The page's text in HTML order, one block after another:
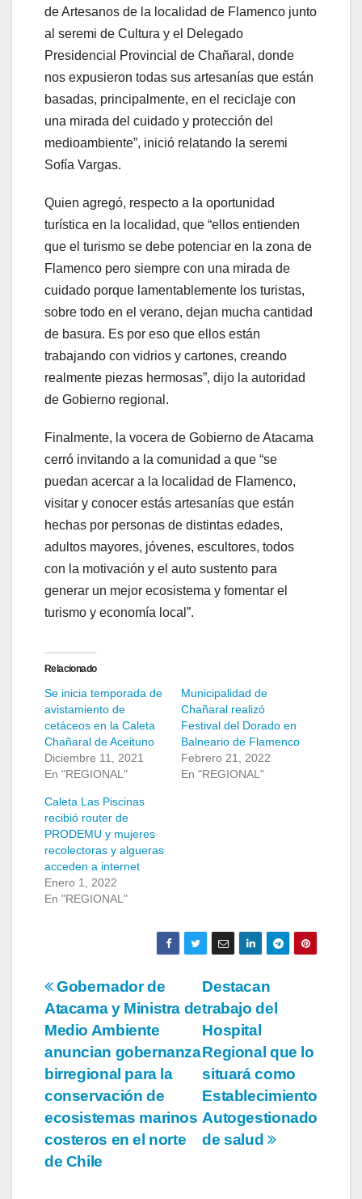
de Artesanos de la localidad de Flamenco junto
al seremi de Cultura y el Delegado
Presidencial Provincial de Chañaral, donde
nos expusieron todas sus artesanías que están
basadas, principalmente, en el reciclaje con
una mirada del cuidado y protección del
medioambiente”, inició relatando la seremi
Sofía Vargas.
Quien agregó, respecto a la oportunidad
turística en la localidad, que “ellos entienden
que el turismo se debe potenciar en la zona de
Flamenco pero siempre con una mirada de
cuidado porque lamentablemente los turistas,
sobre todo en el verano, dejan mucha cantidad
de basura. Es por eso que ellos están
trabajando con vidrios y cartones, creando
realmente piezas hermosas”, dijo la autoridad
de Gobierno regional.
Finalmente, la vocera de Gobierno de Atacama
cerró invitando a la comunidad a que “se
puedan acercar a la localidad de Flamenco,
visitar y conocer estás artesanías que están
hechas por personas de distintas edades,
adultos mayores, jóvenes, escultores, todos
con la motivación y el auto sustento para
generar un mejor ecosistema y fomentar el
turismo y economía local”.
Relacionado
Se inicia temporada de
avistamiento de
cetáceos en la Caleta
Chañaral de Aceituno
Diciembre 11, 2021
En "REGIONAL"
Municipalidad de
Chañaral realizó
Festival del Dorado en
Balneario de Flamenco
Febrero 21, 2022
En "REGIONAL"
Caleta Las Piscinas
recibió router de
PRODEMU y mujeres
recolectoras y algueras
acceden a internet
Enero 1, 2022
En "REGIONAL"
Navegación
de
entradas
Destacan
trabajo del
Hospital
Regional que lo
situará como
Establecimiento
Autogestionado
de salud
Gobernador de
Atacama y Ministra de
Medio Ambiente
anuncian gobernanza
birregional para la
conservación de
ecosistemas marinos
costeros en el norte
de Chile